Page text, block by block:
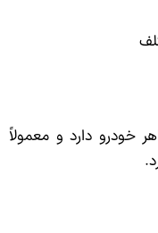
خودرو دارد و معمولاً